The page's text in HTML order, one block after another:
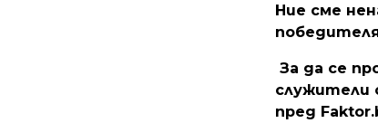
Ние сме
За да се
служители
пред